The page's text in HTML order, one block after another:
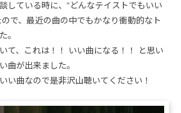
している時に、“どんなテイストでもいい
ので、最近の曲の中でもかなり衝動的なト
。
て、これは！！ いい曲になる！！ と思い
曲が出来ました。
い曲なので是非沢山聴いてください！